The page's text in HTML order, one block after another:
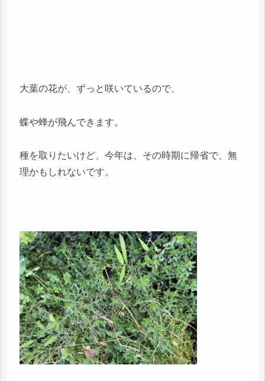
大葉の花が、ずっと咲いているので、
蝶や蜂が飛んできます。
種を取りたいけど、今年は、その時期に帰省で、無
理かもしれないです。